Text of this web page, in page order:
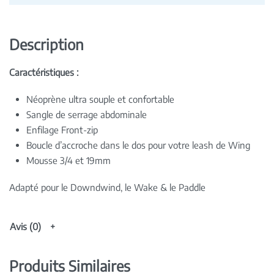
Description
Caractéristiques :
Néoprène ultra souple et confortable
Sangle de serrage abdominale
Enfilage Front-zip
Boucle d’accroche dans le dos pour votre leash de Wing
Mousse 3/4 et 19mm
Adapté pour le Downdwind, le Wake & le Paddle
Avis (0)
Produits Similaires